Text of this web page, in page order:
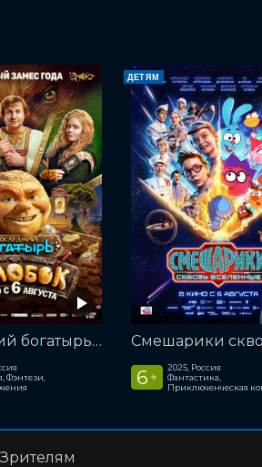
Последний богатырь. Колобок
Фэнтези,
ДЕТЯМ
6 +
2025, Россия
Фантастика,
Приключенческая
Зрителям